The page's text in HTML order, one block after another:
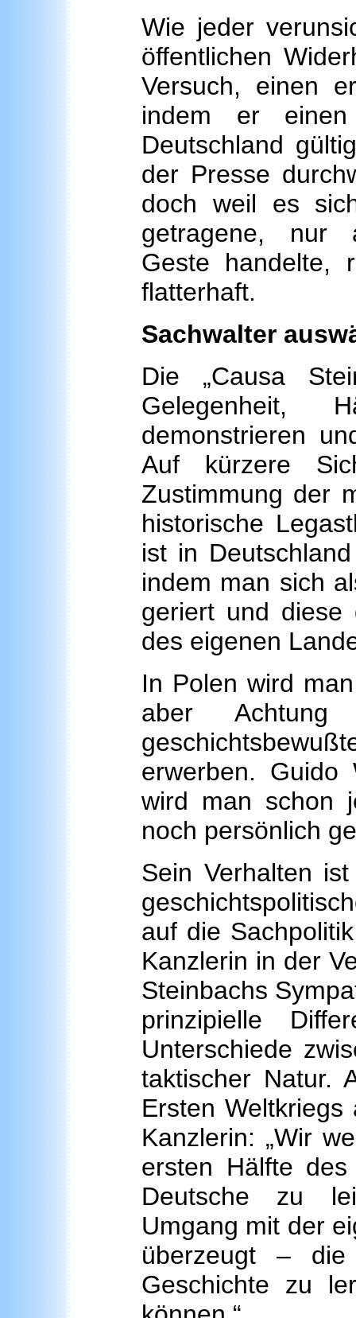
Wie jeder
öffentlichen
Versuch, einen
indem er
Deutschland
der Presse
doch weil es
getragene, nur
Geste handelte,
flatterhaft.
Sachwalter
Die „Causa
Gelegenheit,
demonstrieren
Auf kürzere
Zustimmung der
historische
ist in
indem man sich
geriert und diese
des eigenen
In Polen wird
aber
erwerben. Guido
wird man schon
noch persönlich
Sein Verhalten
auf die
Kanzlerin in der
Steinbachs
prinzipielle
Unterschiede
taktischer Natur.
Ersten
Kanzlerin: „Wir
ersten Hälfte
Deutsche zu
Umgang mit der
überzeugt –
Geschichte zu